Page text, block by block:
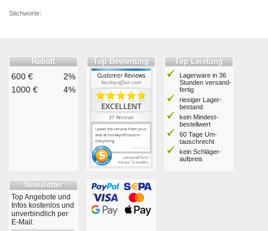
Stichworte:
Rabatt
600 €
2%
1000 €
4%
Top Bewertung Top Leistung
Lagerware in 36
Stunden ver­sand­
fertig
riesiger Lager­
bestand
kein Mindest­
bestell­wert
60 Tage Um­
tausch­recht
kein Schläger­
aufpreis
Newsletter
Top Angebote und
Infos kostenlos und
unverbindlich per
E-Mail: